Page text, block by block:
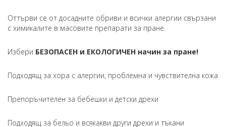
Оттърви се от досадните обриви и всички алергии свързани
с химикалите в масовите препарати за пране.
Избери БЕЗОПАСЕН и ЕКОЛОГИЧЕН начин за пране!
Подходящ за хора с алергии, проблемна и чувствителна кожа
Препоръчителен за бебешки и детски дрехи
Подходящ за бельо и всякакви други дрехи и тъкани